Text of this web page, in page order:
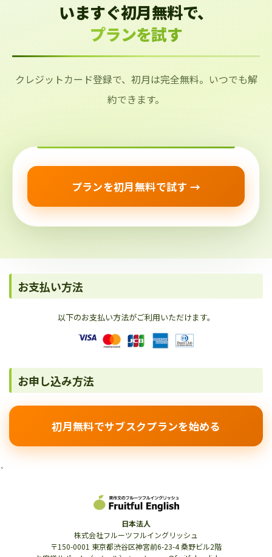
いますぐ初月無料で、
プランを試す
クレジットカード登録で、初月は完全無料。いつでも解
約できます。
プランを初月無料で試す →
お支払い方法
以下のお支払い方法がご利用いただけます。
お申し込み方法
初月無料でサブスクプランを始める
`
日本法人
株式会社フルーツフルイングリッシュ
〒150-0001 東京都渋谷区神宮前6-23-4 桑野ビル2階